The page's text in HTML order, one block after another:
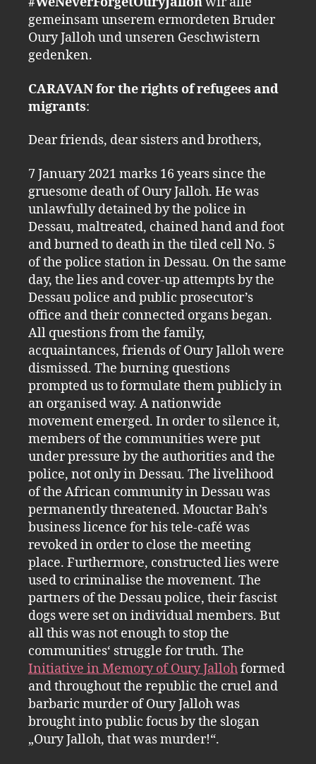
gemeinsam unserem ermordeten Bruder
Oury Jalloh und unseren Geschwistern
gedenken.
CARAVAN for the rights of refugees and
migrants:
Dear friends, dear sisters and brothers,
7 January 2021 marks 16 years since the
gruesome death of Oury Jalloh. He was
unlawfully detained by the police in
Dessau, maltreated, chained hand and foot
and burned to death in the tiled cell No. 5
of the police station in Dessau. On the same
day, the lies and cover-up attempts by the
Dessau police and public prosecutor’s
office and their connected organs began.
All questions from the family,
acquaintances, friends of Oury Jalloh were
dismissed. The burning questions
prompted us to formulate them publicly in
an organised way. A nationwide
movement emerged. In order to silence it,
members of the communities were put
under pressure by the authorities and the
police, not only in Dessau. The livelihood
of the African community in Dessau was
permanently threatened. Mouctar Bah’s
business licence for his tele-café was
revoked in order to close the meeting
place. Furthermore, constructed lies were
used to criminalise the movement. The
partners of the Dessau police, their fascist
dogs were set on individual members. But
all this was not enough to stop the
communities‘ struggle for truth. The
Initiative in Memory of Oury Jallohformed
and throughout the republic the cruel and
barbaric murder of Oury Jalloh was
brought into public focus by the slogan
„Oury Jalloh, that was murder!“.